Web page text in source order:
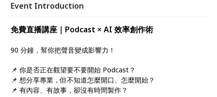
Event Introduction
免費直播講座｜Podcast × AI 效率創作術
90 分鐘，幫你把聲音變成影響力！
📌 你是否正在觀望要不要開始 Podcast？
📌 想分享專業，但不知道怎麼開口、怎麼開始？
📌 有內容、有故事，卻沒有時間製作？